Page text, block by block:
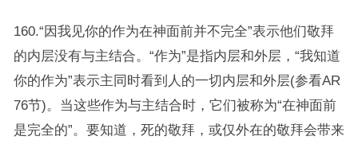
160.“因我见你的作为在神面前并不完全”表示他们敬拜
的内层没有与主结合。“作为”是指内层和外层，“我知道
你的作为”表示主同时看到人的一切内层和外层(参看AR
76节)。当这些作为与主结合时，它们被称为“在神面前
是完全的”。要知道，死的敬拜，或仅外在的敬拜会带来